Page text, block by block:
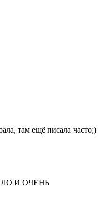
там ещё писала часто;)
И ОЧЕНЬ